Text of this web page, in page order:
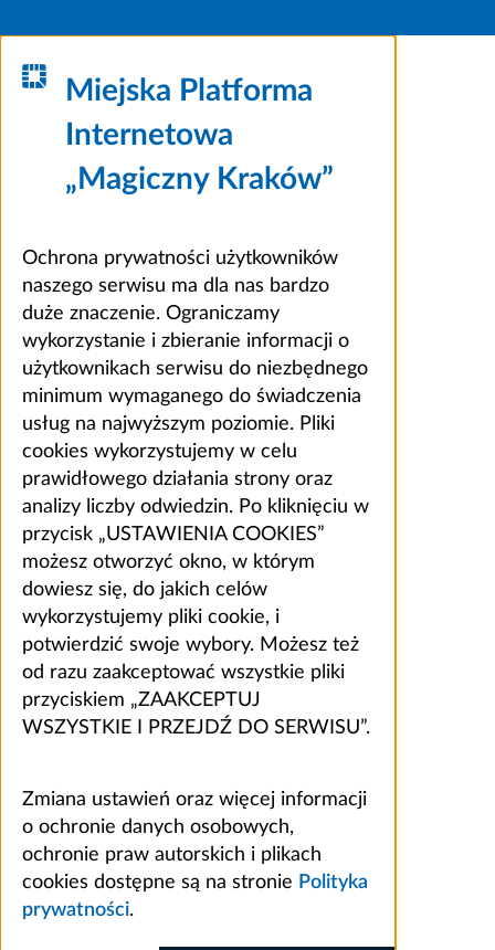
Miejska Platforma
Internetowa
„Magiczny Kraków”
Ochrona prywatności użytkowników
naszego serwisu ma dla nas bardzo
duże znaczenie. Ograniczamy
wykorzystanie i zbieranie informacji o
użytkownikach serwisu do niezbędnego
minimum wymaganego do świadczenia
usług na najwyższym poziomie. Pliki
cookies wykorzystujemy w celu
prawidłowego działania strony oraz
analizy liczby odwiedzin. Po kliknięciu w
przycisk „USTAWIENIA COOKIES”
możesz otworzyć okno, w którym
dowiesz się, do jakich celów
wykorzystujemy pliki cookie, i
potwierdzić swoje wybory. Możesz też
od razu zaakceptować wszystkie pliki
przyciskiem „ZAAKCEPTUJ
WSZYSTKIE I PRZEJDŹ DO SERWISU”.
Zmiana ustawień oraz więcej informacji
o ochronie danych osobowych,
ochronie praw autorskich i plikach
cookies dostępne są na stronie Polityka
prywatności.